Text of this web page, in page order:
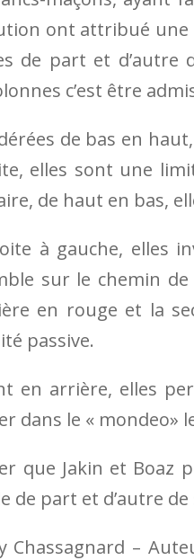
ont attribué une
de part et d’autre
c’est être
de bas en
elles sont une
de haut en bas,
à gauche, elles
sur le chemin
en rouge et la
passive.
en arrière, elles
dans le « mondeo»
que Jakin et Boaz
de part et d’autre
Chassagnard –